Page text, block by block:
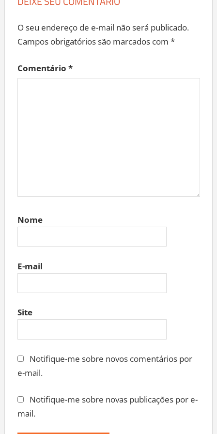
DEIXE SEU COMENTÁRIO
O seu endereço de e-mail não será publicado.
Campos obrigatórios são marcados com *
Comentário *
Nome
E-mail
Site
Notifique-me sobre novos comentários por
e-mail.
Notifique-me sobre novas publicações por e-
mail.